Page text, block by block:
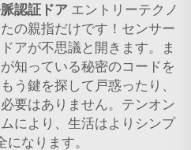
認証ドア エントリーテクノ
の親指だけです！センサー
アが不思議と開きます。ま
知っている秘密のコードを
う鍵を探して戸惑ったり、
要はありません。テンオン
により、生活はよりシンプ
になります。